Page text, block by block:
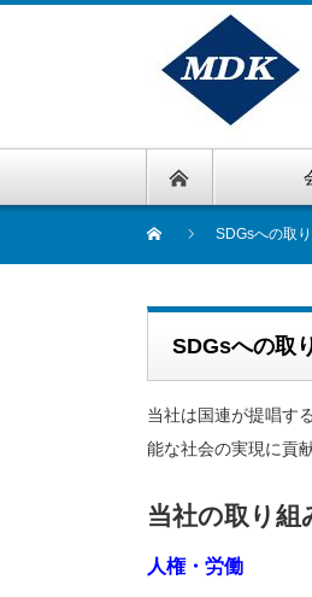
SDGsへの取
SDGsへの取
当社は国連が提唱す
能な社会の実現に貢
当社の取り組
人権・労働